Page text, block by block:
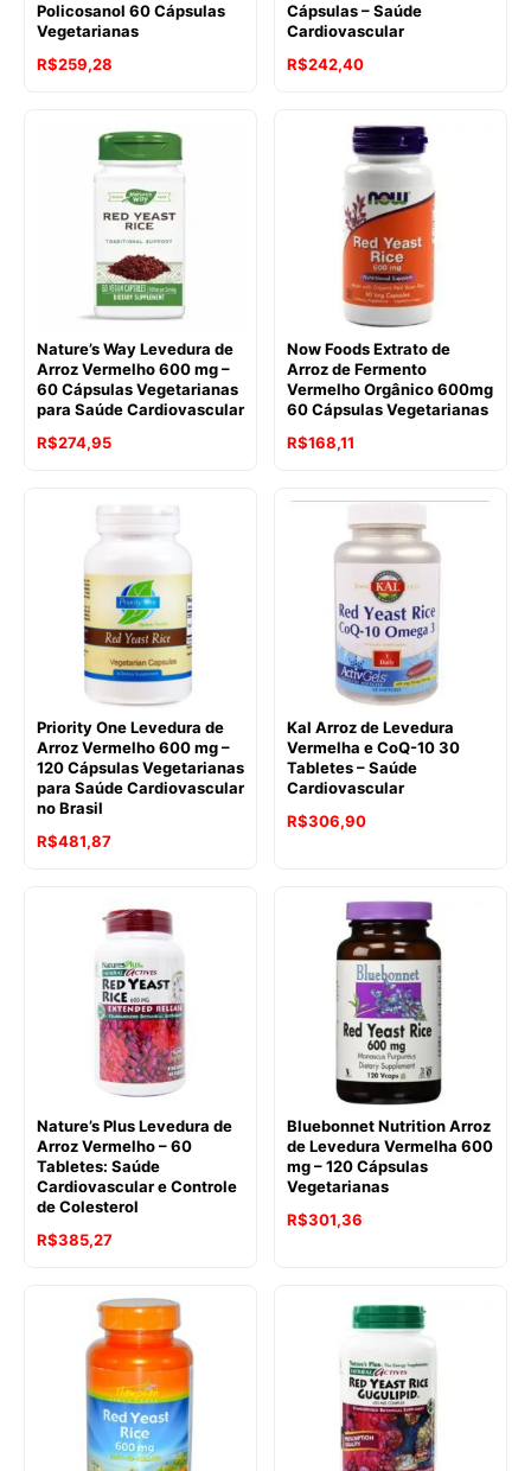
Policosanol 60 Cápsulas
Vegetarianas
R$259,28
Cápsulas – Saúde
Cardiovascular
R$242,40
Nature’s Way Levedura de
Arroz Vermelho 600 mg –
60 Cápsulas Vegetarianas
para Saúde Cardiovascular
R$274,95
Now Foods Extrato de
Arroz de Fermento
Vermelho Orgânico 600mg
60 Cápsulas Vegetarianas
R$168,11
Priority One Levedura de
Arroz Vermelho 600 mg –
120 Cápsulas Vegetarianas
para Saúde Cardiovascular
no Brasil
R$481,87
Kal Arroz de Levedura
Vermelha e CoQ-10 30
Tabletes – Saúde
Cardiovascular
R$306,90
Nature’s Plus Levedura de
Arroz Vermelho – 60
Tabletes: Saúde
Cardiovascular e Controle
de Colesterol
R$385,27
Bluebonnet Nutrition Arroz
de Levedura Vermelha 600
mg – 120 Cápsulas
Vegetarianas
R$301,36